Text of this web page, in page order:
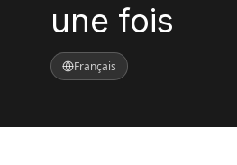
une fois
Français